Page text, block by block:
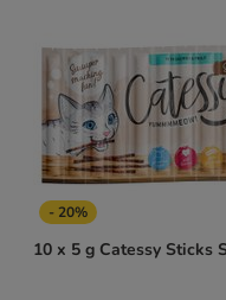
- 20%
10 x 5 g Catessy Sticks